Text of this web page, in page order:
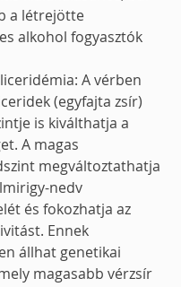
a létrejötte
alkohol fogyasztók
A vérben
(egyfajta zsír)
is kiválthatja a
A magas
megváltoztathatja
nedv
és fokozhatja az
Ennek
állhat genetikai
magasabb vérzsír